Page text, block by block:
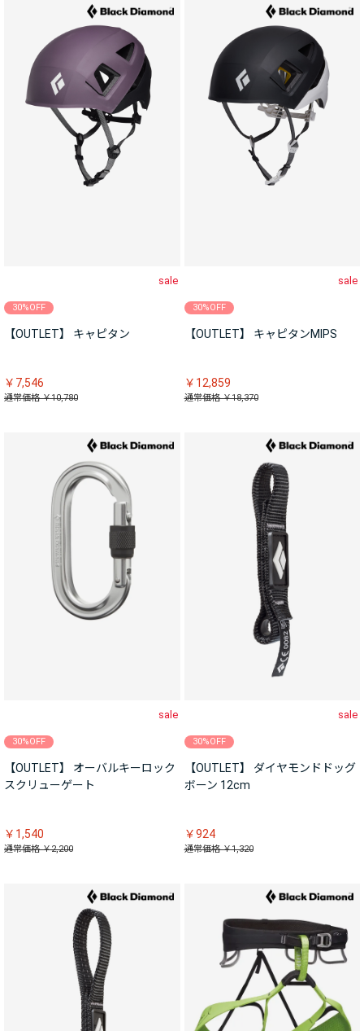
sale
30%OFF
【OUTLET】 キャピタン
￥7,546
通常価格 ￥10,780
sale
30%OFF
【OUTLET】 キャピタンMIPS
￥12,859
通常価格 ￥18,370
sale
30%OFF
【OUTLET】 オーバルキーロック
スクリューゲート
￥1,540
通常価格 ￥2,200
sale
30%OFF
【OUTLET】 ダイヤモンドドッグ
ボーン 12cm
￥924
通常価格 ￥1,320